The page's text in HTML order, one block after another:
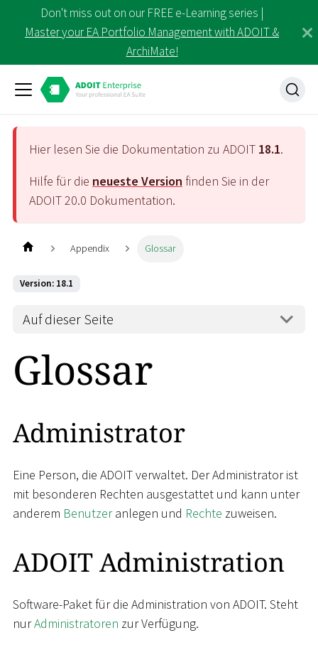
Don't miss out on our FREE e-Learning series |
Master your EA Portfolio Management with ADOIT &
ArchiMate!
Hier lesen Sie die Dokumentation zu ADOIT 18.1.
Hilfe für die neueste Version finden Sie in der
ADOIT20.0 Dokumentation.
Appendix Glossar
Version: 18.1
Auf dieser Seite
Glossar
Administrator
Eine Person, die ADOIT verwaltet. Der Administrator ist
mit besonderen Rechten ausgestattet und kann unter
anderem Benutzeranlegen und Rechte zuweisen.
ADOIT Administration
Software-Paket für die Administration von ADOIT. Steht
nurAdministratoren zur Verfügung.